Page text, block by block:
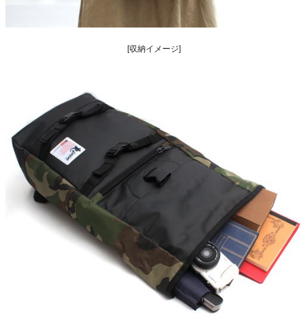
[収納イメージ]